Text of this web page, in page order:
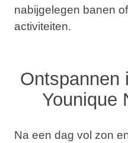
nabijgelegen banen
activiteiten.
Ontspannen
Younique
Na een dag vol zon